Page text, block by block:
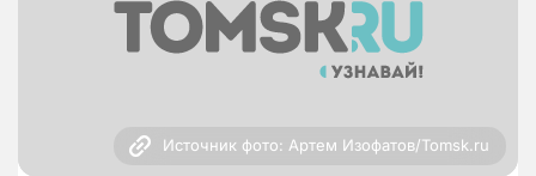
Источник фото: Артем Изофатов/Tomsk.ru